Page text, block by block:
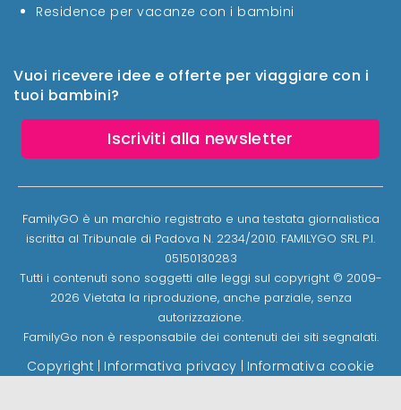
Vuoi ricevere idee e offerte per viaggiare con i
tuoi bambini?
Iscriviti alla newsletter
Residence per vacanze con i bambini
FamilyGO è un marchio registrato e una testata giornalistica
iscritta al Tribunale di Padova N. 2234/2010. FAMILYGO SRL P.I.
05150130283
Tutti i contenuti sono soggetti alle leggi sul copyright © 2009-
2026 Vietata la riproduzione, anche parziale, senza
autorizzazione.
FamilyGo non è responsabile dei contenuti dei siti segnalati.
Copyright | Informativa privacy | Informativa cookie